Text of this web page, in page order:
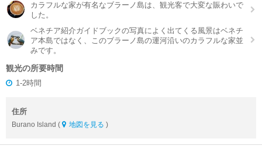
カラフルな家が有名なブラーノ島は、観光客で大変な賑わいで
した。
ベネチア紹介ガイドブックの写真によく出てくる風景はベネチ
ア本島ではなく、このブラーノ島の運河沿いのカラフルな家並
みです。
観光の所要時間
1-2時間
住所
Burano Island ( 地図を見る )